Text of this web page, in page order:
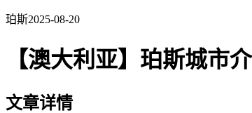
珀斯2025-08-20
【澳大利亚】珀斯城市
文章详情